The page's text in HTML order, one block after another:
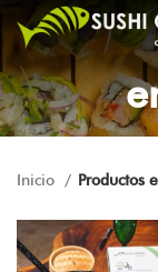
Inicio Productos